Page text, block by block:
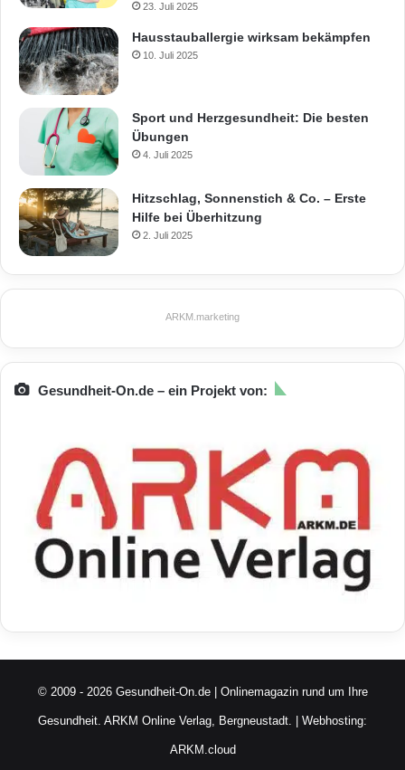
23. Juli 2025
Hausstauballergie wirksam bekämpfen
10. Juli 2025
Sport und Herzgesundheit: Die besten
Übungen
4. Juli 2025
Hitzschlag, Sonnenstich & Co. – Erste
Hilfe bei Überhitzung
2. Juli 2025
ARKM.marketing
Gesundheit-On.de – ein Projekt von:
© 2009 - 2026 Gesundheit-On.de | Onlinemagazin rund um Ihre
Gesundheit. ARKM Online Verlag, Bergneustadt. | Webhosting:
ARKM.cloud